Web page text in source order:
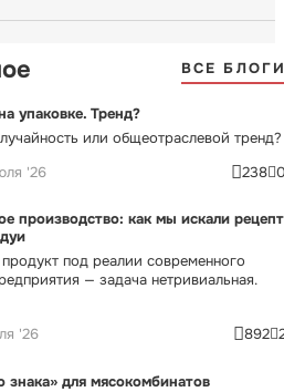
ВСЕ
упаковке. Тренд?
или общеотраслевой тренд?
'26 238
производство: как мы искали рецепт
под реалии современного
— задача нетривиальная.
'26 892
для мясокомбинатов